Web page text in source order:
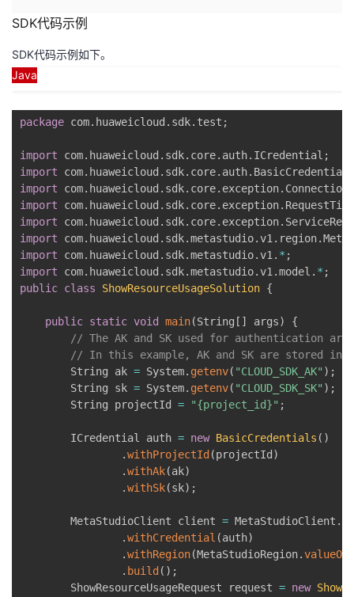
SDK代码示例
SDK代码示例如下。
Java
package com. huaweicloud . sdk. test ;
import com. huaweicloud . sdk. core. auth. ICredential ;
import com. huaweicloud . sdk. core. auth. BasicCredentials
import com. huaweicloud . sdk. core. exception.
import com. huaweicloud . sdk. core. exception.
import com. huaweicloud . sdk. core. exception.
import com. huaweicloud . sdk.metastudio. v1 . region.
import com. huaweicloud . sdk.metastudio. v1 . * ;
import com. huaweicloud . sdk.metastudio. v1 .model . * ;
public class ShowResourceUsageSolution {
public static void main(String [ ] args)
{
// The AK and SK used for authentication
// In this example, AK and SK are stored in
        String ak
= System. getenv( "CLOUD_SDK_AK" ) ;
        String sk
= System. getenv( "CLOUD_SDK_SK" ) ;
        String projectId
= "{project_id}" ;
        ICredential auth
= new BasicCredentials ( )
.withProjectId (projectId )
.withAk(ak)
.withSk(sk) ;
        MetaStudioClient client
= MetaStudioClient .
.withCredential (auth)
.withRegion(MetaStudioRegion.valueOf
. build ( ) ;
        ShowResourceUsageRequest request
= new